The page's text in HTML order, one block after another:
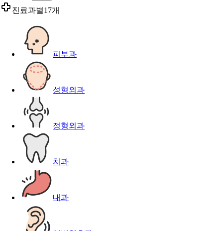
진료과별17개
피부과
성형외과
정형외과
치과
내과